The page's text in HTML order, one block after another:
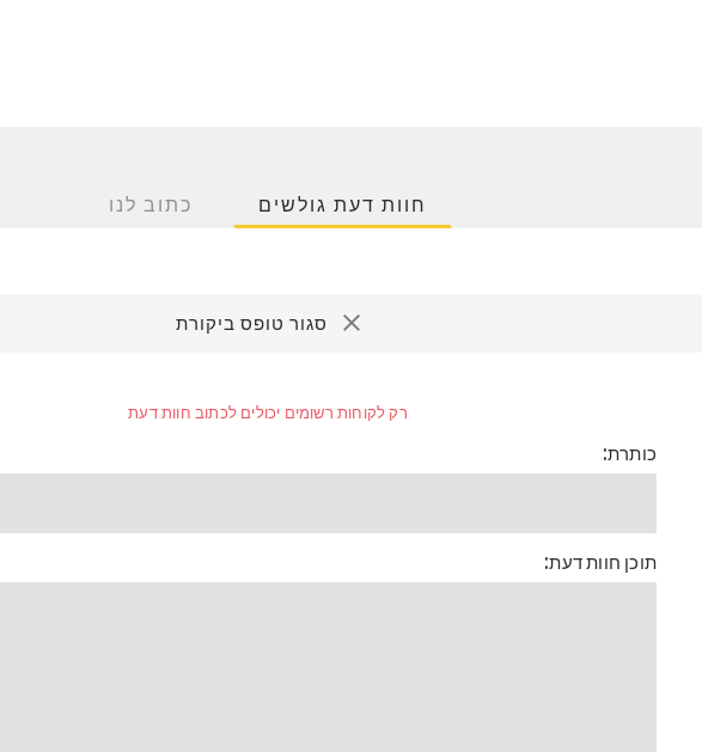
חוות דעת גולשים כתוב לנו
סגור טופס ביקורת
רק לקוחות רשומים יכולים לכתוב חוות דעת
כותרת:
תוכן חוות דעת: